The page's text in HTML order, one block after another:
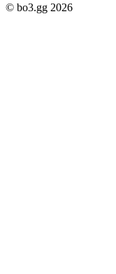
© bo3.gg 2026